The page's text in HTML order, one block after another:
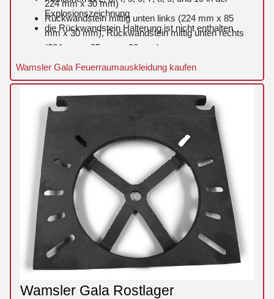
224 mm x 30 mm)
Rückwandstein mittig unten links (224 mm x 85
mm x 30 mm), Rückwandstein mittig unten rechts
(224 mm x 85 mm x 30 mm)
Rückwandstein rechts oben (225 mm x 175 mm x
30 mm), Rückwandstein links oben (225 mm x
175 mm x 30 mm)
Zugumlenkung unten (355 mm x 145 mm x 30
mm), Zugumlenkung oben (355 mm x 130 mm x
30 mm)
Zugumlenkung hinten (214 mm x 355 mm x 30
mm)
Explosionszeichnung
die Rückwandstein Halterung ist nicht enthalten
Wamsler Gala Feuerraumauskleidung kaufen
Wamsler Gala Rostlager